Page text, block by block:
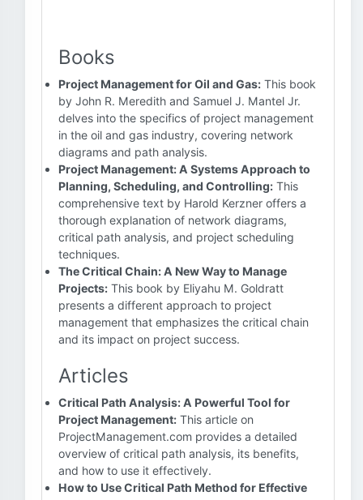
Books
Project Management for Oil and Gas: This book
by John R. Meredith and Samuel J. Mantel Jr.
delves into the specifics of project management
in the oil and gas industry, covering network
diagrams and path analysis.
Project Management: A Systems Approach to
Planning, Scheduling, and Controlling: This
comprehensive text by Harold Kerzner offers a
thorough explanation of network diagrams,
critical path analysis, and project scheduling
techniques.
The Critical Chain: A New Way to Manage
Projects: This book by Eliyahu M. Goldratt
presents a different approach to project
management that emphasizes the critical chain
and its impact on project success.
Articles
Critical Path Analysis: A Powerful Tool for
Project Management: This article on
ProjectManagement.com provides a detailed
overview of critical path analysis, its benefits,
and how to use it effectively.
How to Use Critical Path Method for Effective